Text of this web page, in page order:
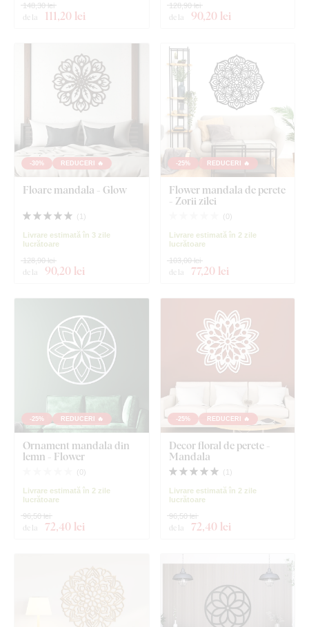
de la 111,20 lei
148,30 lei
de la 90,20 lei
128,90 lei
-30% REDUCERI 🔥
Floare mandala - Glow
( 1 )
Livrare estimată în 3 zile
lucrătoare
de la 90,20 lei
128,90 lei
-25% REDUCERI 🔥
Flower mandala de perete
- Zorii zilei
( 0)
Livrare estimată în 2 zile
lucrătoare
de la 77,20 lei
103,00 lei
-25% REDUCERI 🔥
Ornament mandala din
lemn - Flower
( 0)
Livrare estimată în 2 zile
lucrătoare
de la 72,40 lei
96,50 lei
-25% REDUCERI 🔥
Decor floral de perete -
Mandala
( 1 )
Livrare estimată în 2 zile
lucrătoare
de la 72,40 lei
96,50 lei